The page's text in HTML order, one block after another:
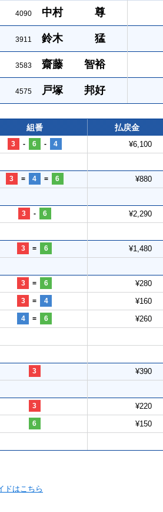
4090 中村 尊
3911 鈴木 猛
3583 齋藤 智裕
4575 戸塚 邦好
組番 払戻金
3 - 6 - 4 ¥6,100
3 = 4 = 6 ¥880
3 - 6 ¥2,290
3 = 6 ¥1,480
3 = 6 ¥280
3 = 4 ¥160
4 = 6 ¥260
3 ¥390
3 ¥220
6 ¥150
ドはこちら